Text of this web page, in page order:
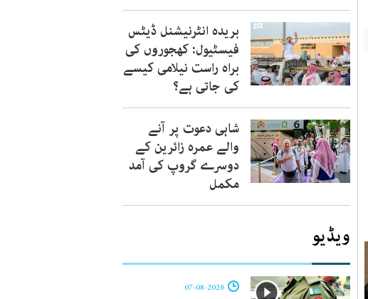
بریدہ انٹرنیشنل ڈیٹس
فیسٹیول: کھجوروں کی
براہ راست نیلامی کیسے
کی جاتی ہے؟
شاہی دعوت پر آنے
والے عمرہ زائرین کے
دوسرے گروپ کی آمد
مکمل
ویڈیو